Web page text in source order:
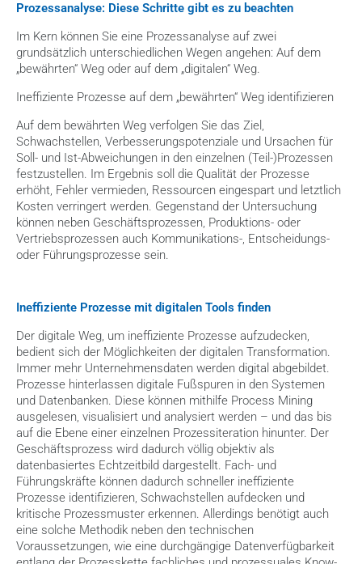
Prozessanalyse: Diese Schritte gibt es zu beachten
Im Kern können Sie eine Prozessanalyse auf zwei
grundsätzlich unterschiedlichen Wegen angehen: Auf dem
„bewährten“ Weg oder auf dem „digitalen“ Weg.
Ineffiziente Prozesse auf dem „bewährten“ Weg identifizieren
Auf dem bewährten Weg verfolgen Sie das Ziel,
Schwachstellen, Verbesserungspotenziale und Ursachen für
Soll- und Ist-Abweichungen in den einzelnen (Teil-)Prozessen
festzustellen. Im Ergebnis soll die Qualität der Prozesse
erhöht, Fehler vermieden, Ressourcen eingespart und letztlich
Kosten verringert werden. Gegenstand der Untersuchung
können neben Geschäftsprozessen, Produktions- oder
Vertriebsprozessen auch Kommunikations-, Entscheidungs-
oder Führungsprozesse sein.
Ineffiziente Prozesse mit digitalen Tools finden
Der digitale Weg, um ineffiziente Prozesse aufzudecken,
bedient sich der Möglichkeiten der digitalen Transformation.
Immer mehr Unternehmensdaten werden digital abgebildet.
Prozesse hinterlassen digitale Fußspuren in den Systemen
und Datenbanken. Diese können mithilfe Process Mining
ausgelesen, visualisiert und analysiert werden – und das bis
auf die Ebene einer einzelnen Prozessiteration hinunter. Der
Geschäftsprozess wird dadurch völlig objektiv als
datenbasiertes Echtzeitbild dargestellt. Fach- und
Führungskräfte können dadurch schneller ineffiziente
Prozesse identifizieren, Schwachstellen aufdecken und
kritische Prozessmuster erkennen. Allerdings benötigt auch
eine solche Methodik neben den technischen
Voraussetzungen, wie eine durchgängige Datenverfügbarkeit